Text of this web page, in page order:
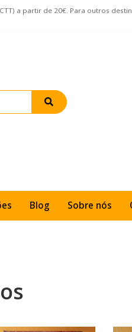
a partir de 20€. Para outros
Blog Sobre nós